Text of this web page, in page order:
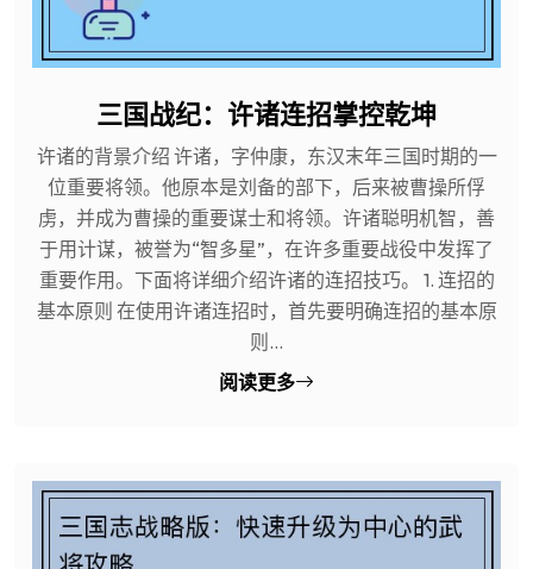
三国战纪：许诸连招掌控乾坤
许诸的背景介绍 许诸，字仲康，东汉末年三国时期的一
位重要将领。他原本是刘备的部下，后来被曹操所俘
虏，并成为曹操的重要谋士和将领。许诸聪明机智，善
于用计谋，被誉为“智多星”，在许多重要战役中发挥了
重要作用。下面将详细介绍许诸的连招技巧。 1. 连招的
基本原则 在使用许诸连招时，首先要明确连招的基本原
则...
阅读更多